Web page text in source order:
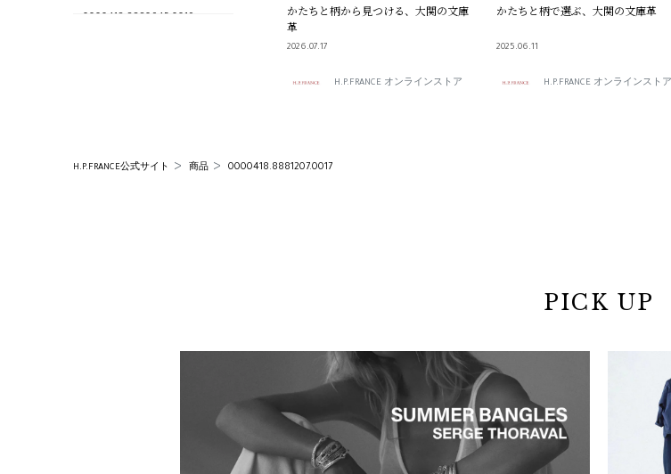
0000418.8880893.0002
かたちと柄から見つける、大関の文庫
革
2026.07.17
H.P.FRANCE オンラインストア
かたちと柄で選ぶ、大関の文庫革
2025.06.11
H.P.FRANCE オンラインストア
H.P.FRANCE公式サイト 商品 0000418.8881207.0017
PICK UP